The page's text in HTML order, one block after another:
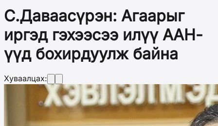
С.Даваасүрэн: Агаарыг
иргэд гэхээсээ илүү ААН-
үүд бохирдуулж байна
Хуваалцах: